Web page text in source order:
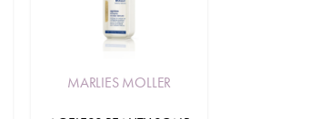
MARLIES MOLLER